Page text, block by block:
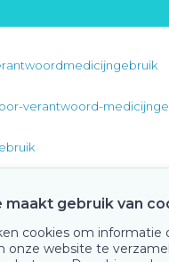
verantwoord-
Onze keurmerken
maakt gebruik van
cookies om informatie
onze website te